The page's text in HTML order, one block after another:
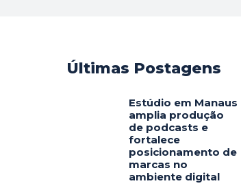
Últimas Postagens
Estúdio em Manaus
amplia produção
de podcasts e
fortalece
posicionamento de
marcas no
ambiente digital